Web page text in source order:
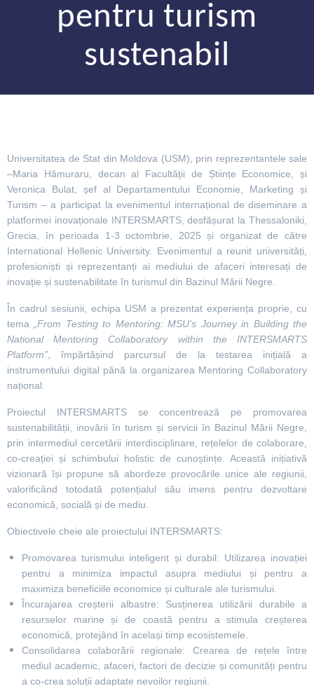
pentru turism
sustenabil
Universitatea de Stat din Moldova (USM), prin reprezentantele sale
–Maria Hămuraru, decan al Facultății de Științe Economice, și
Veronica Bulat, șef al Departamentului Economie, Marketing și
Turism – a participat la evenimentul internațional de diseminare a
platformei inovaționale INTERSMARTS, desfășurat la Thessaloniki,
Grecia, în perioada 1-3 octombrie, 2025 și organizat de către
International Hellenic University. Evenimentul a reunit universități,
profesioniști și reprezentanți ai mediului de afaceri interesați de
inovație și sustenabilitate în turismul din Bazinul Mării Negre.
În cadrul sesiunii, echipa USM a prezentat experiența proprie, cu
tema
„From Testing to Mentoring: MSU’s Journey in Building the
National Mentoring Collaboratory within the INTERSMARTS
Platform” , împărtășind parcursul de la testarea inițială a
instrumentului digital până la organizarea Mentoring Collaboratory
național.
Proiectul INTERSMARTS se concentrează pe promovarea
sustenabilității, inovării în turism și servicii în Bazinul Mării Negre,
prin intermediul cercetării interdisciplinare, rețelelor de colaborare,
co-creației și schimbului holistic de cunoștințe. Această inițiativă
vizionară își propune să abordeze provocările unice ale regiunii,
valorificând totodată potențialul său imens pentru dezvoltare
economică, socială și de mediu.
Obiectivele cheie ale proiectului INTERSMARTS:
Promovarea turismului inteligent și durabil: Utilizarea inovației
pentru a minimiza impactul asupra mediului și pentru a
maximiza beneficiile economice și culturale ale turismului.
Încurajarea creșterii albastre: Susținerea utilizării durabile a
resurselor marine și de coastă pentru a stimula creșterea
economică, protejând în același timp ecosistemele.
Consolidarea colaborării regionale: Crearea de rețele între
mediul academic, afaceri, factori de decizie și comunități pentru
a co-crea soluții adaptate nevoilor regiunii.